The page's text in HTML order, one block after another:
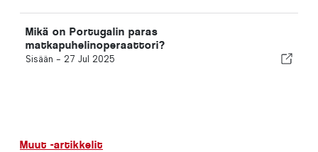
Mikä on Portugalin paras
matkapuhelinoperaattori?
Sisään - 27 Jul 2025
Muut -artikkelit